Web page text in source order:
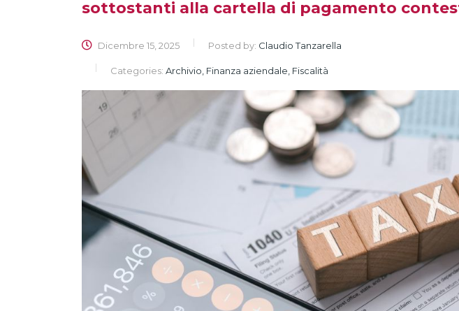
sottostanti alla cartella di pagamento
Dicembre 15, 2025 Posted by: Claudio Tanzarella
Categories: Archivio, Finanza aziendale, Fiscalità